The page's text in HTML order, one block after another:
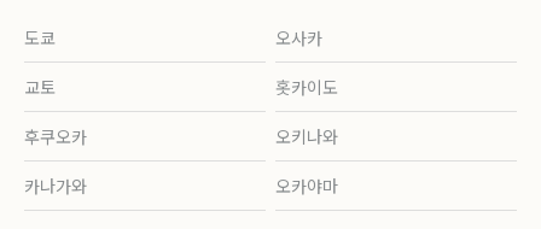
도쿄 오사카
교토 홋카이도
후쿠오카 오키나와
카나가와 오카야마